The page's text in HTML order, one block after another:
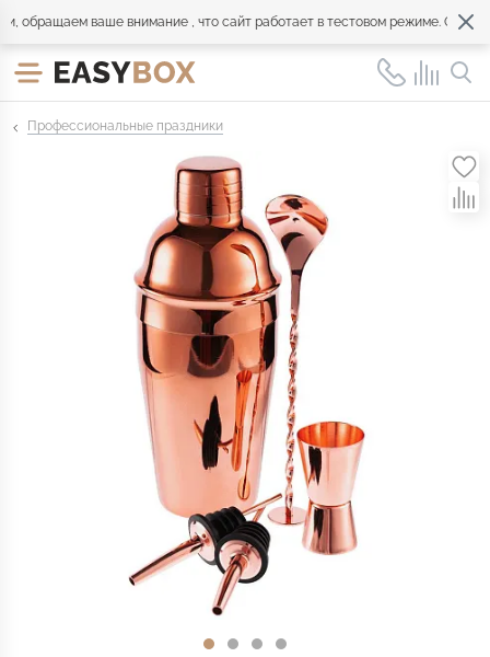
ваше внимание , что сайт работает в тестовом режиме.
Профессиональные праздники